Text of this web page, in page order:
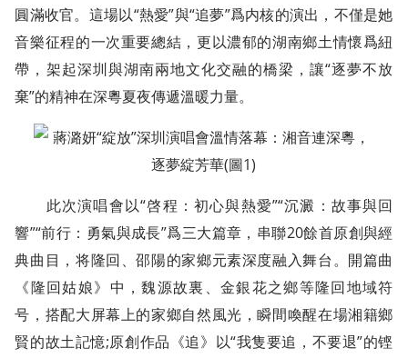
圓滿收官。這場以“熱愛”與“追夢”爲内核的演出，不僅是她
音樂征程的一次重要總結，更以濃郁的湖南鄉土情懷爲紐
帶，架起深圳與湖南兩地文化交融的橋梁，讓“逐夢不放
棄”的精神在深粵夏夜傳遞溫暖力量。
此次演唱會以“啓程：初心與熱愛”“沉澱：故事與回
響”“前行：勇氣與成長”爲三大篇章，串聯20餘首原創與經
典曲目，将隆回、邵陽的家鄉元素深度融入舞台。開篇曲
《隆回姑娘》中，魏源故裏、金銀花之鄉等隆回地域符
号，搭配大屏幕上的家鄉自然風光，瞬間喚醒在場湘籍鄉
賢的故土記憶;原創作品《追》以“我隻要追，不要退”的铿